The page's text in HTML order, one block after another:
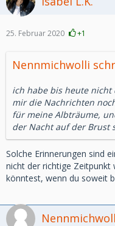
25. Februar 2020 +1
Nennmichwolli
ich habe bis heute nicht
mir die Nachrichten
für meine Albträume,
der Nacht auf der Brust
Solche Erinnerungen sind
nicht der richtige Zeitpunkt
könntest, wenn du soweit